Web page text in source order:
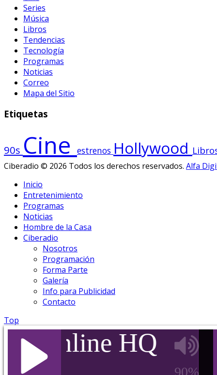
Series
Música
Libros
Tendencias
Tecnología
Programas
Noticias
Correo
Mapa del Sitio
Etiquetas
90s Cine estrenos Hollywood
Ciberadio © 2026 Todos los derechos reservados. Alfa
Inicio
Entretenimiento
Programas
Noticias
Hombre de la Casa
Ciberadio
Nosotros
Programación
Forma Parte
Galería
Info para Publicidad
Contacto
Top